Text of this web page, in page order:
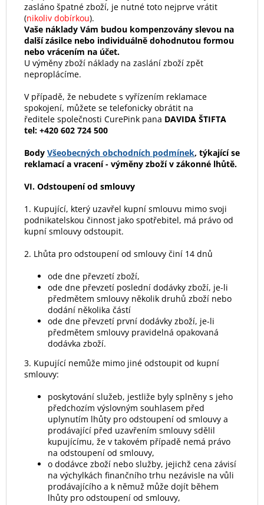
zasláno špatné zboží, je nutné toto nejprve vrátit
(nikoliv dobírkou).
Vaše náklady Vám budou kompenzovány slevou na
další zásilce nebo individuálně dohodnutou formou
nebo vrácením na účet.
U výměny zboží náklady na zaslání zboží zpět
neproplácíme.
V případě, že nebudete s vyřízením reklamace
spokojení, můžete se telefonicky obrátit na
ředitele společnosti CurePink pana DAVIDA ŠTIFTA
tel: +420 602 724 500
Body Všeobecných obchodních podmínek, týkající se
reklamací a vracení - výměny zboží v zákonné lhůtě.
VI. Odstoupení od smlouvy
1. Kupující, který uzavřel kupní smlouvu mimo svoji
podnikatelskou činnost jako spotřebitel, má právo od
kupní smlouvy odstoupit.
2. Lhůta pro odstoupení od smlouvy činí 14 dnů
ode dne převzetí zboží,
ode dne převzetí poslední dodávky zboží, je-li
předmětem smlouvy několik druhů zboží nebo
dodání několika částí
ode dne převzetí první dodávky zboží, je-li
předmětem smlouvy pravidelná opakovaná
dodávka zboží.
3. Kupující nemůže mimo jiné odstoupit od kupní
smlouvy:
poskytování služeb, jestliže byly splněny s jeho
předchozím výslovným souhlasem před
uplynutím lhůty pro odstoupení od smlouvy a
prodávající před uzavřením smlouvy sdělil
kupujícímu, že v takovém případě nemá právo
na odstoupení od smlouvy,
o dodávce zboží nebo služby, jejichž cena závisí
na výchylkách finančního trhu nezávisle na vůli
prodávajícího a k němuž může dojít během
lhůty pro odstoupení od smlouvy,